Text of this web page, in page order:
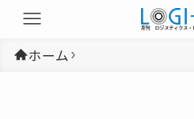
ホーム